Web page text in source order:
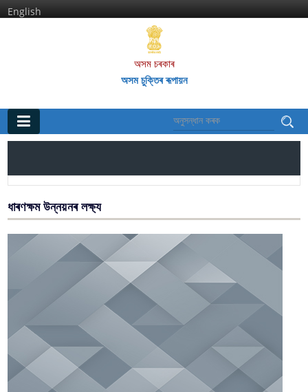
English
অসম চৰকাৰ
অসম চুক্তিৰ ৰূপায়ন
অসম চুক্তি আৰু ইয়াৰ দফাসমূহ
অসম চুক্তিৰ অন্তৰ্গত বিশেষ আঁচনিআৰু কাৰ্য্যকলাপসমূহ
অসম আন্দোলনৰ শ্বহীদসকল
ধাৰণক্ষম উন্নয়নৰ লক্ষ্য